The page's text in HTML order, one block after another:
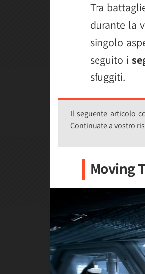
Tra
durante la
singolo
seguito i
sfuggiti.
Il seguente articolo
Continuate a vostro
Moving